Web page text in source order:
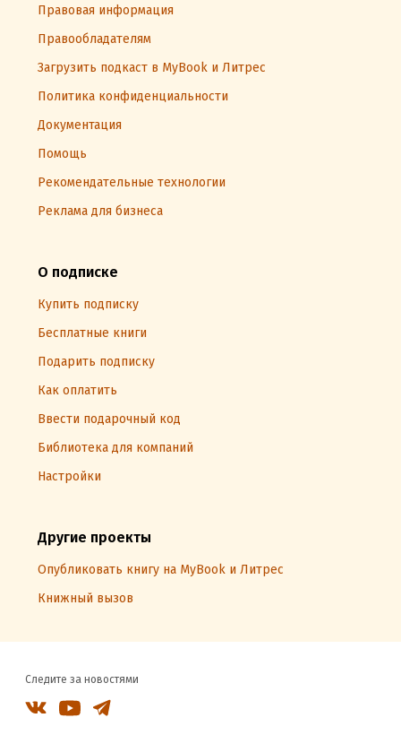
Правовая информация
Правообладателям
Загрузить подкаст в MyBook и Литрес
Политика конфиденциальности
Документация
Помощь
Рекомендательные технологии
Реклама для бизнеса
О подписке
Купить подписку
Бесплатные книги
Подарить подписку
Как оплатить
Ввести подарочный код
Библиотека для компаний
Настройки
Другие проекты
Опубликовать книгу на MyBook и Литрес
Книжный вызов
Следите за новостями